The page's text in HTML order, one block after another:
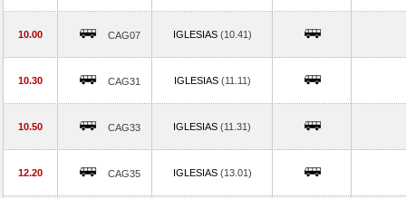
10.00 CAG07 IGLESIAS (10.41)
10.30 CAG31 IGLESIAS (11.11)
10.50 CAG33 IGLESIAS (11.31)
12.20 CAG35 IGLESIAS (13.01)